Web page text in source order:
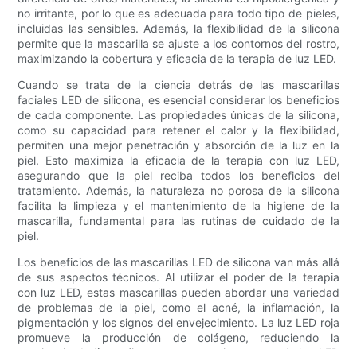
no irritante, por lo que es adecuada para todo tipo de pieles,
incluidas las sensibles. Además, la flexibilidad de la silicona
permite que la mascarilla se ajuste a los contornos del rostro,
maximizando la cobertura y eficacia de la terapia de luz LED.
Cuando se trata de la ciencia detrás de las mascarillas
faciales LED de silicona, es esencial considerar los beneficios
de cada componente. Las propiedades únicas de la silicona,
como su capacidad para retener el calor y la flexibilidad,
permiten una mejor penetración y absorción de la luz en la
piel. Esto maximiza la eficacia de la terapia con luz LED,
asegurando que la piel reciba todos los beneficios del
tratamiento. Además, la naturaleza no porosa de la silicona
facilita la limpieza y el mantenimiento de la higiene de la
mascarilla, fundamental para las rutinas de cuidado de la
piel.
Los beneficios de las mascarillas LED de silicona van más allá
de sus aspectos técnicos. Al utilizar el poder de la terapia
con luz LED, estas mascarillas pueden abordar una variedad
de problemas de la piel, como el acné, la inflamación, la
pigmentación y los signos del envejecimiento. La luz LED roja
promueve la producción de colágeno, reduciendo la